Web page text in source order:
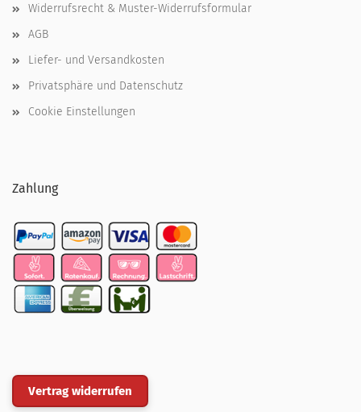
Widerrufsrecht & Muster-Widerrufsformular
AGB
Liefer- und Versandkosten
Privatsphäre und Datenschutz
Cookie Einstellungen
Zahlung
Vertrag widerrufen